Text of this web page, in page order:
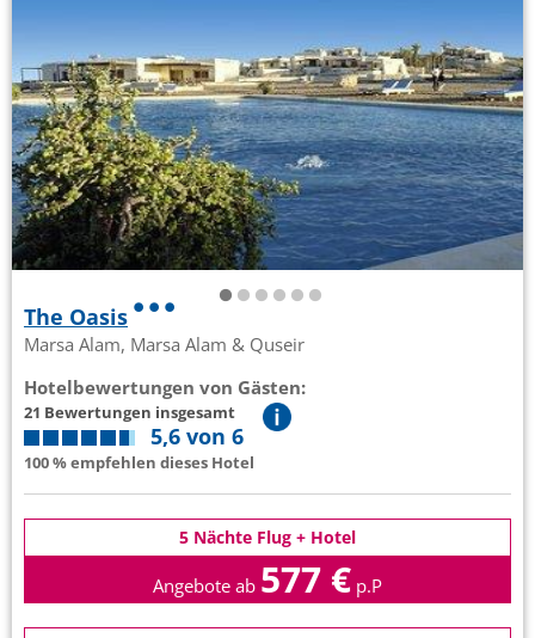
The Oasis
Marsa Alam, Marsa Alam & Quseir
Hotelbewertungen von Gästen:
21 Bewertungen insgesamt
5,6 von 6
100 % empfehlen dieses Hotel
5 Nächte Flug + Hotel
Angebote ab 577 € p.P